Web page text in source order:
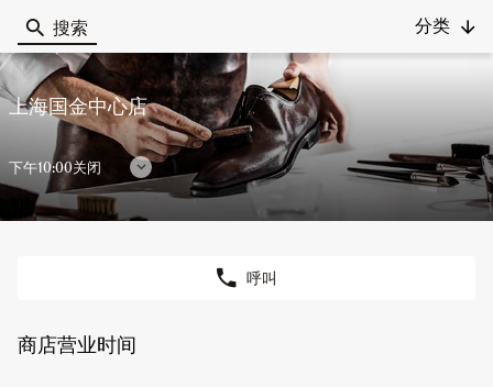
搜索
分类
Berluti
上海国金中心店
下午10:00关闭
显
示
呼叫
商
商店营业时间